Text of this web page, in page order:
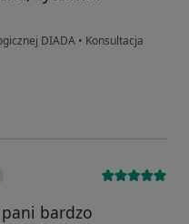
DIADA • Konsultacja
bardzo